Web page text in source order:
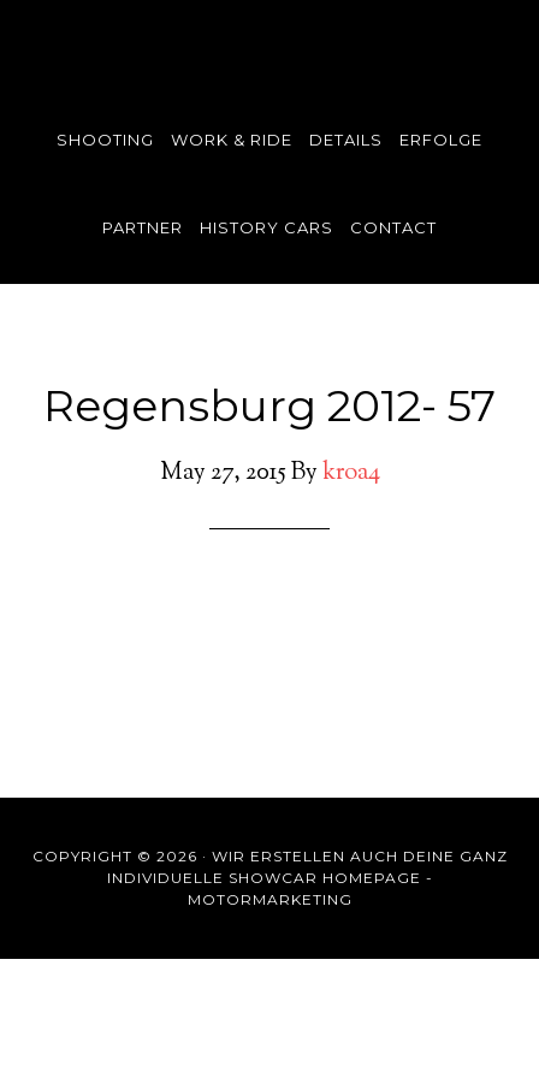
SHOOTING WORK & RIDE DETAILS ERFOLGE
PARTNER HISTORY CARS CONTACT
Regensburg 2012- 57
May 27, 2015Bykroa4
COPYRIGHT © 2026 · WIR ERSTELLEN AUCH DEINE GANZ
INDIVIDUELLE SHOWCAR HOMEPAGE -
MOTORMARKETING